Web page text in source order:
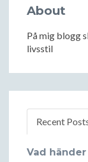
About
På mig blogg
livsstil
Recent
Vad